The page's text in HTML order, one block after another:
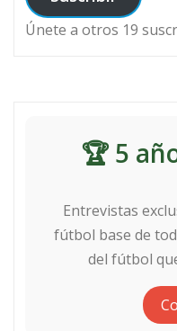
Únete a otros 19
🏆 5
Entrevistas
fútbol base de
del fútbol